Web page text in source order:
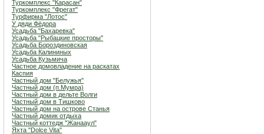
Туркомплекс "Карасан"
Туркомплекс "Фрегат"
Турфирма "Лотос"
У дяди Фёдора
Усадьба "Бахаревка"
Усадьба "Рыбацкие просторы"
Усадьба Бороздиновская
Усадьба Калининых
Усадьба Кузьмича
Частное домовладение на раскатах
Каспия
Частный дом "Белужья"
Частный дом (п.Мумра)
Частный дом в дельте Волги
Частный дом в Тишково
Частный дом на острове Станья
Частный домик отдыха
Частный коттедж "Жанааул"
Яхта "Dolce Vita"